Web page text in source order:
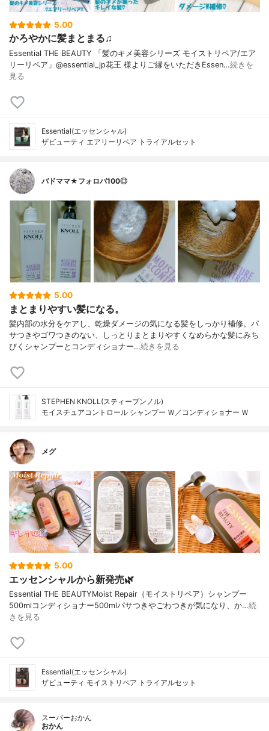
5.00
かろやかに髪まとまる♫
Essential THE BEAUTY 「髪のキメ美容シリーズ モイストリペア/エア
リーリペア」@essential_jp花王 様よりご縁をいただきEssen…続きを
見る
Essential(エッセンシャル)
ザビューティ エアリーリペア トライアルセット
バドママ★フォロバ100◎
5.00
まとまりやすい髪になる。
髪内部の水分をケアし、乾燥ダメージの気になる髪をしっかり補修。パ
サつきやゴワつきのない、しっとりまとまりやすくなめらかな髪にみち
びくシャンプーとコンディショナー…続きを見る
STEPHEN KNOLL(スティーブンノル)
モイスチュアコントロール シャンプー Ｗ／コンディショナー Ｗ
メグ
5.00
エッセンシャルから新発売🌿
Essential THE BEAUTYMoist Repair（モイストリペア）シャンプー
500mlコンディショナー500mlパサつきやごわつきが気になり、か…続
きを見る
Essential(エッセンシャル)
ザビューティ モイストリペア トライアルセット
スーパーおかん
おかん